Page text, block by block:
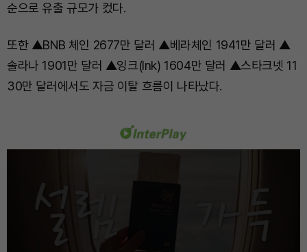
순으로 유출 규모가 컸다.
또한 ▲BNB 체인 2677만 달러 ▲베라체인 1941만 달러 ▲
솔라나 1901만 달러 ▲잉크(Ink) 1604만 달러 ▲스타크넷 11
30만 달러에서도 자금 이탈 흐름이 나타났다.